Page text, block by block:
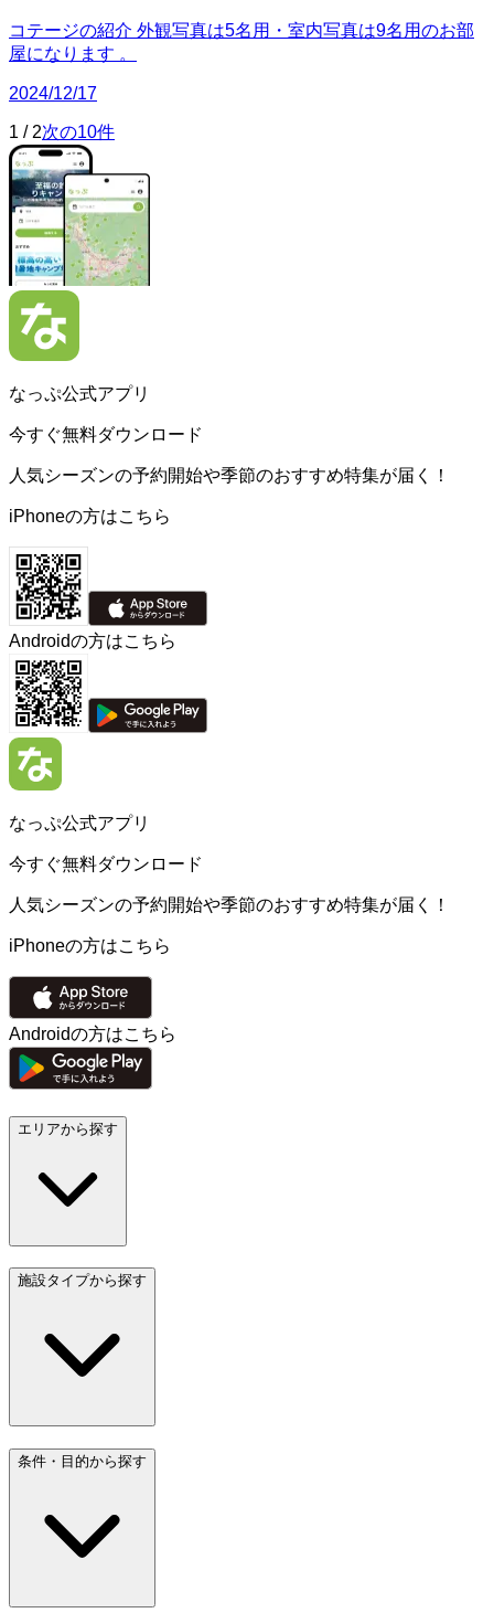
コテージの紹介 外観写真は5名用・室内写真は9名用のお部
屋になります 。
2024/12/17
1 / 2次の10件
なっぷ公式アプリ
今すぐ無料ダウンロード
人気シーズンの予約開始や季節のおすすめ特集が届く！
iPhoneの方はこちら
Androidの方はこちら
なっぷ公式アプリ
今すぐ無料ダウンロード
人気シーズンの予約開始や季節のおすすめ特集が届く！
iPhoneの方はこちら
Androidの方はこちら
エリアから探す
施設タイプから探す
条件・目的から探す